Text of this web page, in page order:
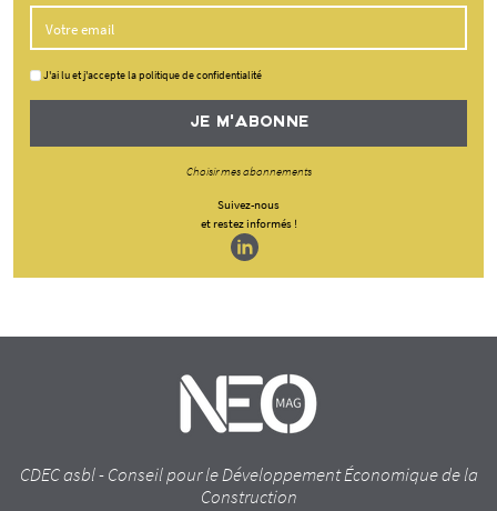
J'ai lu et j'accepte la politique de confidentialité
JE M'ABONNE
Choisir mes abonnements
Suivez-nous
et restez informés !
CDEC asbl - Conseil pour le Développement Économique de la
Construction